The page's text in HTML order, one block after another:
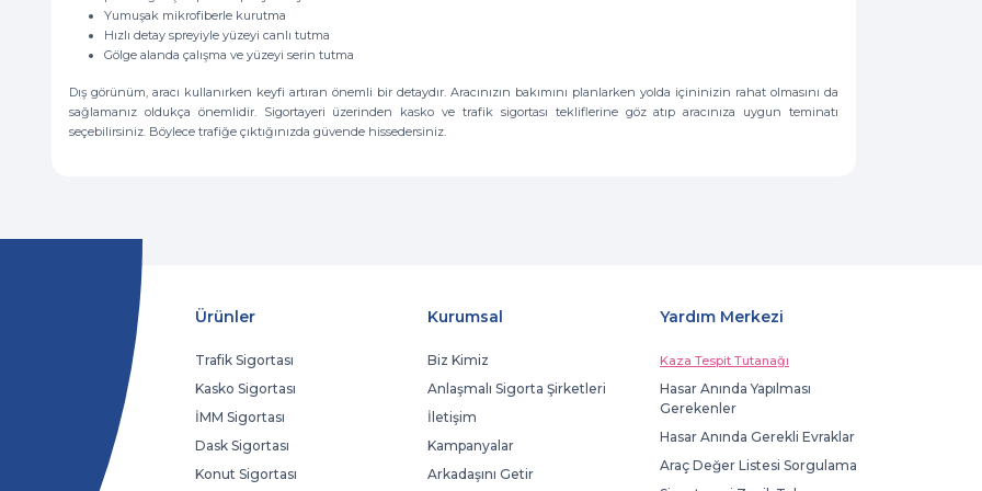
Yumuşak mikrofiberle kurutma
Hızlı detay spreyiyle yüzeyi canlı tutma
Gölge alanda çalışma ve yüzeyi serin tutma
Dış görünüm, aracı kullanırken keyfi artıran önemli bir detaydır. Aracınızın bakımını planlarken yolda içininizin rahat olmasını da
sağlamanız oldukça önemlidir. Sigortayeri üzerinden kasko ve trafik sigortası tekliflerine göz atıp aracınıza uygun teminatı
seçebilirsiniz. Böylece trafiğe çıktığınızda güvende hissedersiniz.
Ürünler
Trafik Sigortası
Kasko Sigortası
İMM Sigortası
Dask Sigortası
Konut Sigortası
Kurumsal
Biz Kimiz
Anlaşmalı Sigorta Şirketleri
İletişim
Kampanyalar
Arkadaşını Getir
Yardım Merkezi
Kaza Tespit Tutanağı
Hasar Anında Yapılması
Gerekenler
Hasar Anında Gerekli Evraklar
Araç Değer Listesi Sorgulama